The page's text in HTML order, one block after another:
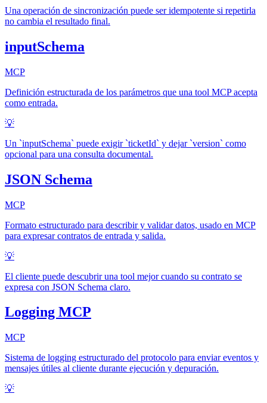
Una operación de sincronización puede ser idempotente si repetirla
no cambia el resultado final.
inputSchema
MCP
Definición estructurada de los parámetros que una tool MCP acepta
como entrada.
💡
Un `inputSchema` puede exigir `ticketId` y dejar `version` como
opcional para una consulta documental.
JSON Schema
MCP
Formato estructurado para describir y validar datos, usado en MCP
para expresar contratos de entrada y salida.
💡
El cliente puede descubrir una tool mejor cuando su contrato se
expresa con JSON Schema claro.
Logging MCP
MCP
Sistema de logging estructurado del protocolo para enviar eventos y
mensajes útiles al cliente durante ejecución y depuración.
💡